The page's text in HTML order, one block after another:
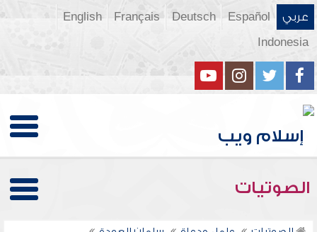
عربي Español
Deutsch
Français
English
Indonesia
الصوتيات